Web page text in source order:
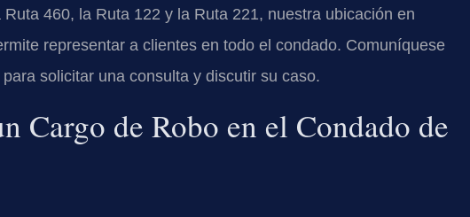
460, la Ruta 122 y la Ruta 221, nuestra ubicación en
representar a clientes en todo el condado. Comuníquese
para solicitar una consulta y discutir su caso.
Cargo de Robo en el Condado de